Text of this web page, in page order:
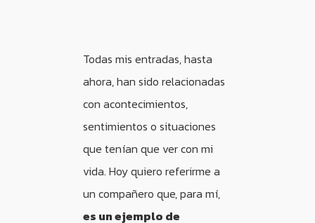
Todas mis entradas, hasta
ahora, han sido relacionadas
con acontecimientos,
sentimientos o situaciones
que tenían que ver con mi
vida. Hoy quiero referirme a
un compañero que, para mí,
es un ejemplo de